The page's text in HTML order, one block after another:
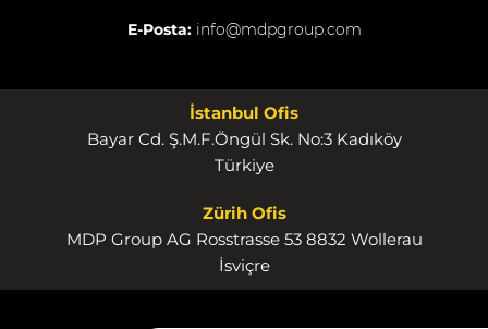
E-Posta: info@mdpgroup.com
İstanbul Ofis
Bayar Cd. Ş.M.F.Öngül Sk. No:3 Kadıköy
Türkiye
Zürih Ofis
MDP Group AG Rosstrasse 53 8832 Wollerau
İsviçre